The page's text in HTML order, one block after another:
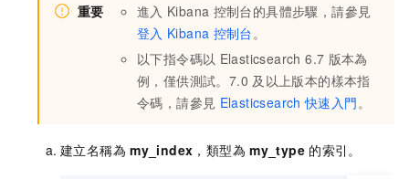
重要 進入 Kibana 控制台的具體步驟，請參見
登入 Kibana 控制台 。
以下指令碼以 Elasticsearch 6.7 版本為
例，僅供測試。7.0 及以上版本的樣本指
令碼，請參見 Elasticsearch 快速入門 。
建立名稱為 my_index ，類型為 my_type 的索引。